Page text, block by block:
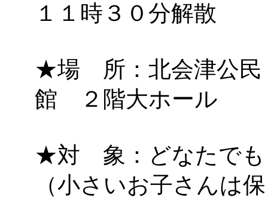
１１時３０分解散
★場 所：北会津公民
館 ２階大ホール
★対 象：どなたでも
（小さいお子さんは保